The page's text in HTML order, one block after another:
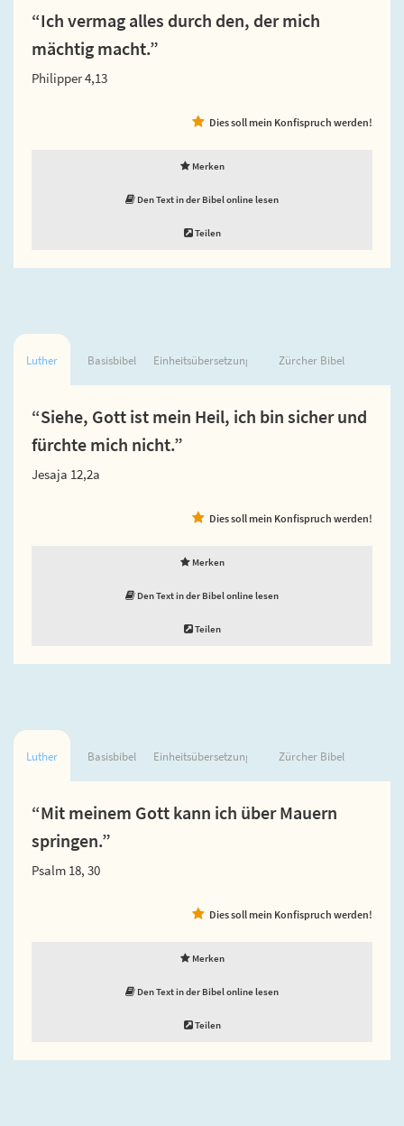
“Ich vermag alles durch den, der mich
mächtig macht.”
Philipper 4,13
Dies soll mein Konfispruch werden!
Merken
Den Text in der Bibel online lesen
Teilen
Luther Basisbibel Einheitsübersetzung Zürcher Bibel
“Siehe, Gott ist mein Heil, ich bin sicher und
fürchte mich nicht.”
Jesaja 12,2a
Dies soll mein Konfispruch werden!
Merken
Den Text in der Bibel online lesen
Teilen
Luther Basisbibel Einheitsübersetzung Zürcher Bibel
“Mit meinem Gott kann ich über Mauern
springen.”
Psalm 18, 30
Dies soll mein Konfispruch werden!
Merken
Den Text in der Bibel online lesen
Teilen